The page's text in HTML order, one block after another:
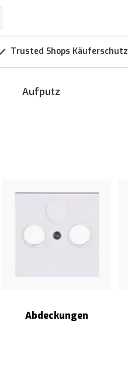
Trusted Shops Käuferschutz
Aufputz
Abdeckungen